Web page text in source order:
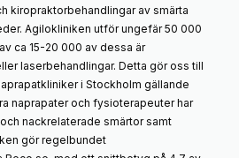
kiropraktorbehandlingar av smärta
Agilokliniken utför ungefär 50 000
ca 15-20 000 av dessa är
laserbehandlingar. Detta gör oss till
i Stockholm gällande
naprapater och fysioterapeuter har
nackrelaterade smärtor samt
gör regelbundet